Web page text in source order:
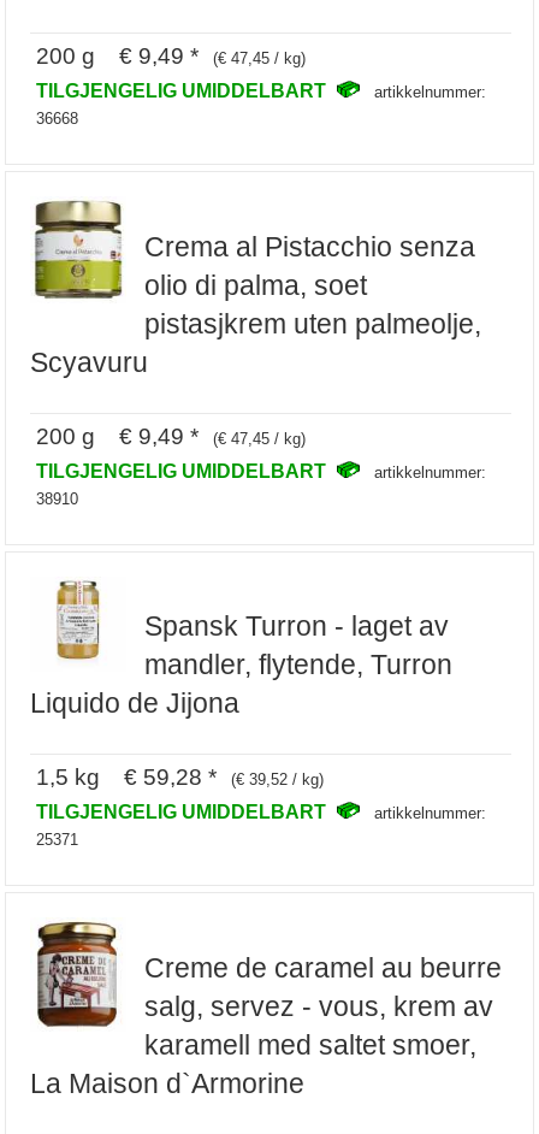
200 g € 9,49 * (€ 47,45 / kg)
TILGJENGELIG UMIDDELBART
artikkelnummer:
36668
Crema al Pistacchio senza
olio di palma, soet
pistasjkrem uten palmeolje,
Scyavuru
200 g € 9,49 * (€ 47,45 / kg)
TILGJENGELIG UMIDDELBART
artikkelnummer:
38910
Spansk Turron - laget av
mandler, flytende, Turron
Liquido de Jijona
1,5 kg € 59,28 * (€ 39,52 / kg)
TILGJENGELIG UMIDDELBART
artikkelnummer:
25371
Creme de caramel au beurre
salg, servez - vous, krem av
karamell med saltet smoer,
La Maison d`Armorine